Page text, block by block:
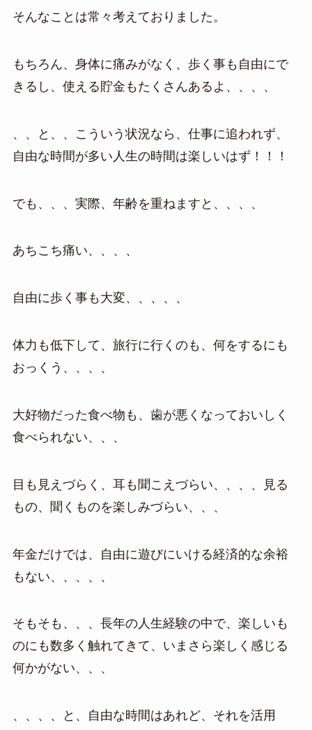
そんなことは常々考えておりました。
もちろん、身体に痛みがなく、歩く事も自由にで
きるし、使える貯金もたくさんあるよ、、、、
、、と、、こういう状況なら、仕事に追われず、
自由な時間が多い人生の時間は楽しいはず！！！
でも、、、実際、年齢を重ねますと、、、、
あちこち痛い、、、、
自由に歩く事も大変、、、、、
体力も低下して、旅行に行くのも、何をするにも
おっくう、、、、
大好物だった食べ物も、歯が悪くなっておいしく
食べられない、、、
目も見えづらく、耳も聞こえづらい、、、、見る
もの、聞くものを楽しみづらい、、、
年金だけでは、自由に遊びにいける経済的な余裕
もない、、、、、
そもそも、、、長年の人生経験の中で、楽しいも
のにも数多く触れてきて、いまさら楽しく感じる
何かがない、、、
、、、、と、自由な時間はあれど、それを活用